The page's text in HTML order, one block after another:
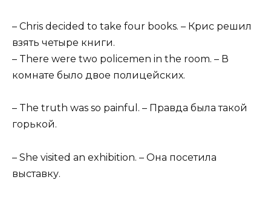
– Chris decided to take four books. – Крис решил
взять четыре книги.
– There were two policemen in the room. – В
комнате было двое полицейских.
– The truth was so painful. – Правда была такой
горькой.
– She visited an exhibition. – Она посетила
выставку.